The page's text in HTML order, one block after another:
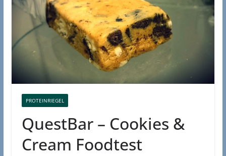
PROTEINRIEGEL
QuestBar – Cookies &
Cream Foodtest